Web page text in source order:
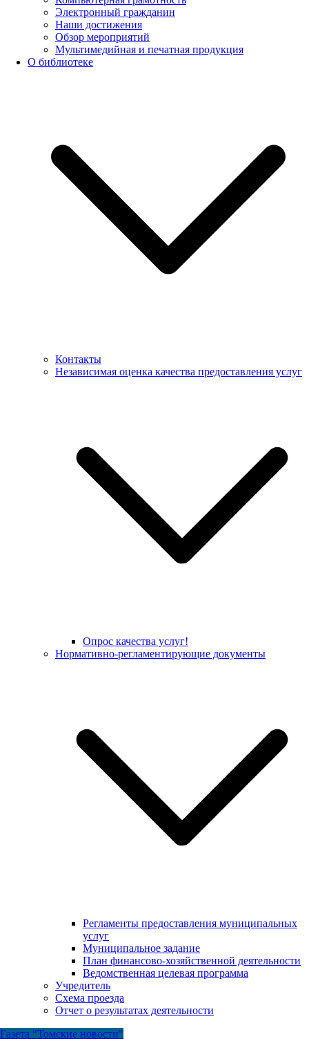
Электронный гражданин
Наши достижения
Обзор мероприятий
Мультимедийная и печатная продукция
О библиотеке
Контакты
Независимая оценка качества предоставления услуг
Опрос качества услуг!
Нормативно-регламентирующие документы
Регламенты предоставления муниципальных
услуг
Муниципальное задание
План финансово-хозяйственной деятельности
Ведомственная целевая программа
Учредитель
Схема проезда
Отчет о результатах деятельности
Газета “Томские новости"